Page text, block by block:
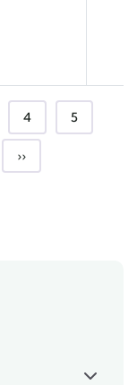
Strona
4 Strona
5
Następna strona
››